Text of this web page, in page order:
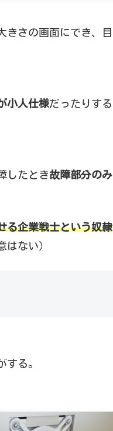
きさの画面にでき、目
小人仕様だったりする
したとき故障部分のみ
る企業戦士という奴隷
はない）
する。